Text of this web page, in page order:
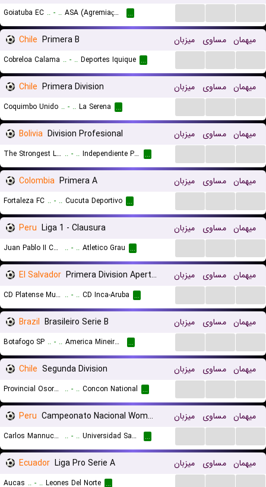
Goiatuba EC .. - .. ASA (Agremiação Sportiva Arapiraquense) ...
Chile Primera B میزبان مساوی میهمان
Cobreloa Calama .. - .. Deportes Iquique ...
Chile Primera Division میزبان مساوی میهمان
Coquimbo Unido .. - .. La Serena ...
Bolivia Division Profesional میزبان مساوی میهمان
The Strongest La Paz .. - .. Independiente Petrolero ...
Colombia Primera A میزبان مساوی میهمان
Fortaleza FC .. - .. Cucuta Deportivo ...
Peru Liga 1 - Clausura میزبان مساوی میهمان
Juan Pablo II College .. - .. Atletico Grau ...
El Salvador Primera Division Apertura میزبان مساوی میهمان
CD Platense Municipal Zacatecoluca .. - .. CD Inca-Aruba ...
Brazil Brasileiro Serie B میزبان مساوی میهمان
Botafogo SP .. - .. America Mineiro MG ...
Chile Segunda Division میزبان مساوی میهمان
Provincial Osorno .. - .. Concon National ...
Peru Campeonato Nacional Women میزبان مساوی میهمان
Carlos Mannucci (W) .. - .. Universidad San Antonio Abad del Cusco (W) ...
Ecuador Liga Pro Serie A میزبان مساوی میهمان
Aucas .. - .. Leones Del Norte ...